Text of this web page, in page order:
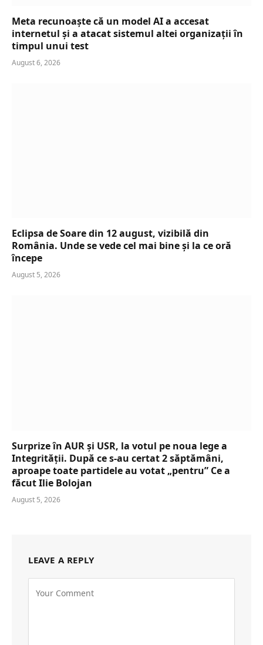
Meta recunoaște că un model AI a accesat
internetul și a atacat sistemul altei organizații în
timpul unui test
August 6, 2026
Eclipsa de Soare din 12 august, vizibilă din
România. Unde se vede cel mai bine și la ce oră
începe
August 5, 2026
Surprize în AUR și USR, la votul pe noua lege a
Integrității. După ce s-au certat 2 săptămâni,
aproape toate partidele au votat „pentru” Ce a
făcut Ilie Bolojan
August 5, 2026
LEAVE A REPLY